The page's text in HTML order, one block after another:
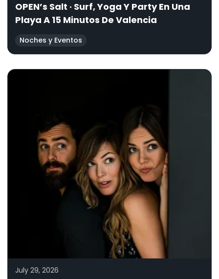
OPEN’s Salt · Surf, Yoga Y Party En Una
Playa A 15 Minutos De Valencia
Noches y Eventos
July 29, 2026